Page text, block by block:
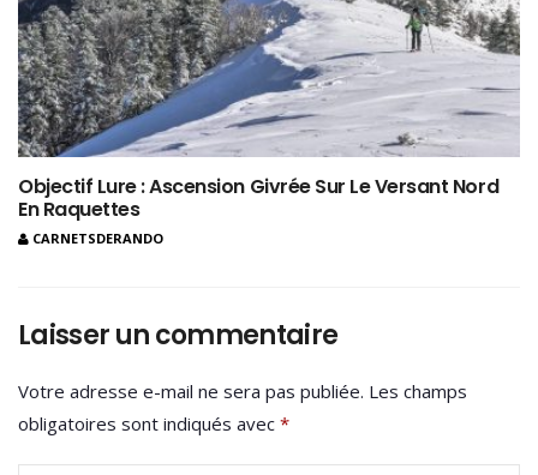
Objectif Lure : Ascension Givrée Sur Le Versant Nord
En Raquettes
CARNETSDERANDO
Laisser un commentaire
Votre adresse e-mail ne sera pas publiée. Les champs
obligatoires sont indiqués avec *